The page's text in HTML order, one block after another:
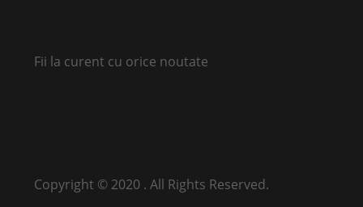
Fii la curent cu orice noutate
Copyright © 2020 . All Rights Reserved.